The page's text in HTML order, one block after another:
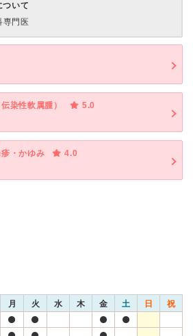
ついて
専門医
染性軟属腫）
5.0
・かゆみ
4.0
月 火 水 木 金 土 日 祝